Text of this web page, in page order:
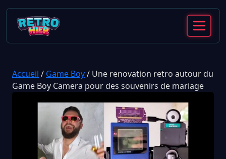
Accueil / Game Boy/ Une renovation retro autour du
Game Boy Camera pour des souvenirs de mariage